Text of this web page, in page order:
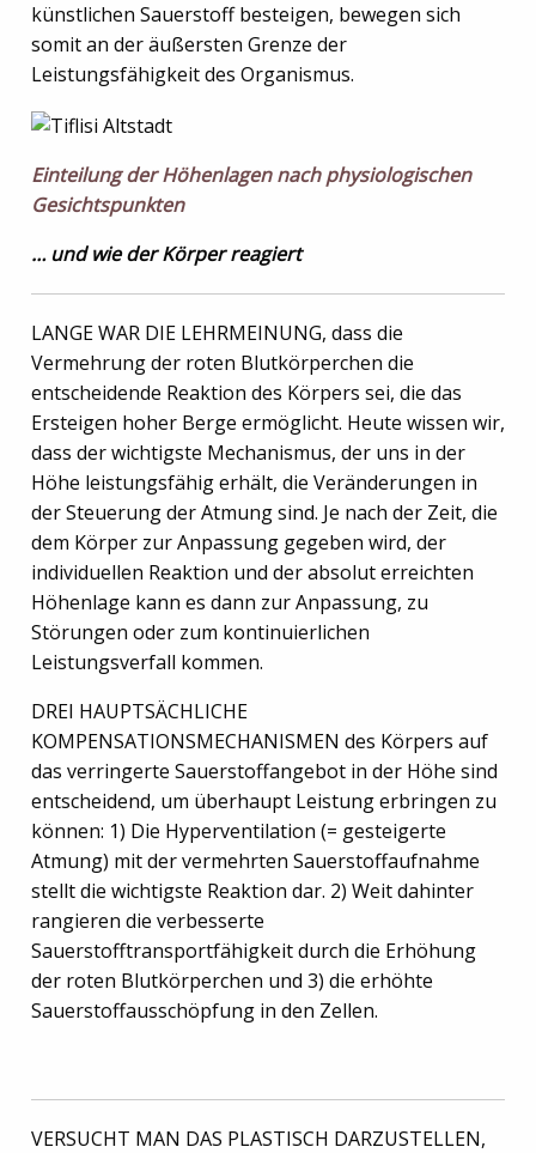
künstlichen Sauerstoff besteigen, bewegen sich
somit an der äußersten Grenze der
Leistungsfähigkeit des Organismus.
Einteilung der Höhenlagen nach physiologischen
Gesichtspunkten
… und wie der Körper reagiert
LANGE WAR DIE LEHRMEINUNG, dass die
Vermehrung der roten Blutkörperchen die
entscheidende Reaktion des Körpers sei, die das
Ersteigen hoher Berge ermöglicht. Heute wissen wir,
dass der wichtigste Mechanismus, der uns in der
Höhe leistungsfähig erhält, die Veränderungen in
der Steuerung der Atmung sind. Je nach der Zeit, die
dem Körper zur Anpassung gegeben wird, der
individuellen Reaktion und der absolut erreichten
Höhenlage kann es dann zur Anpassung, zu
Störungen oder zum kontinuierlichen
Leistungsverfall kommen.
DREI HAUPTSÄCHLICHE
KOMPENSATIONSMECHANISMEN des Körpers auf
das verringerte Sauerstoffangebot in der Höhe sind
entscheidend, um überhaupt Leistung erbringen zu
können: 1) Die Hyperventilation (= gesteigerte
Atmung) mit der vermehrten Sauerstoffaufnahme
stellt die wichtigste Reaktion dar. 2) Weit dahinter
rangieren die verbesserte
Sauerstofftransportfähigkeit durch die Erhöhung
der roten Blutkörperchen und 3) die erhöhte
Sauerstoffausschöpfung in den Zellen.
VERSUCHT MAN DAS PLASTISCH DARZUSTELLEN,